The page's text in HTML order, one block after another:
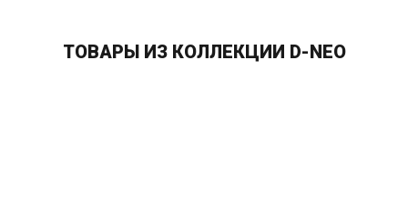
ТОВАРЫ ИЗ КОЛЛЕКЦИИ D-NEO